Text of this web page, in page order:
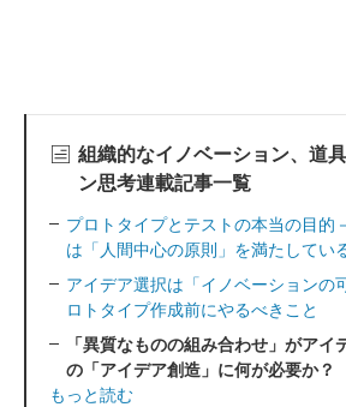
組織的なイノベーション、道
ン思考連載記事一覧
プロトタイプとテストの本当の目的
は「人間中心の原則」を満たしてい
アイデア選択は「イノベーションの
ロトタイプ作成前にやるべきこと
「異質なものの組み合わせ」がアイ
の「アイデア創造」に何が必要か？
もっと読む